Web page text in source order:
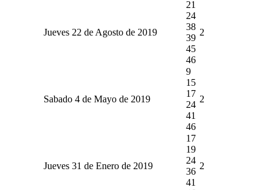
Jueves 22 de Agosto de 2019
21
24
38
39
45
46
2
Sabado 4 de Mayo de 2019
9
15
17
24
41
46
2
Jueves 31 de Enero de 2019
17
19
24
36
41
2